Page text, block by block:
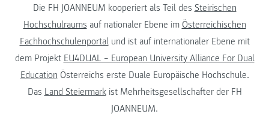
Die FH JOANNEUM kooperiert als Teil des Steirischen
Hochschulraums auf nationaler Ebene im Österreichischen
Fachhochschulenportalund ist auf internationaler Ebene mit
dem Projekt EU4DUAL – European University Alliance For Dual
Education Österreichs erste Duale Europäische Hochschule.
Das Land Steiermarkist Mehrheitsgesellschafter der FH
JOANNEUM.